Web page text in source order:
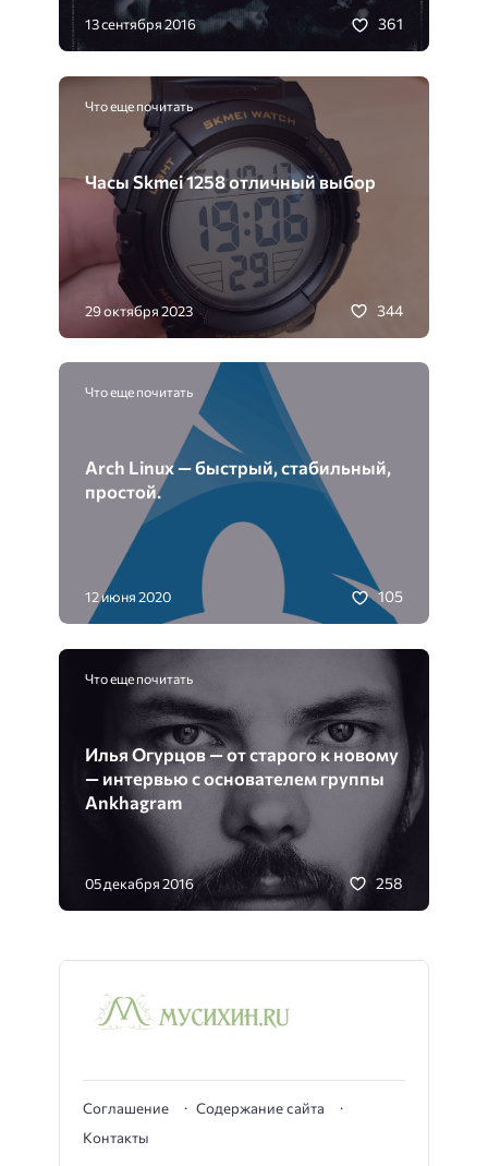
13 сентября 2016 361
Что еще почитать
Часы Skmei 1258 отличный выбор
29 октября 2023 344
Что еще почитать
Arch Linux — быстрый, стабильный,
простой.
12 июня 2020 105
Что еще почитать
Илья Огурцов — от старого к новому
— интервью с основателем группы
Ankhagram
05 декабря 2016 258
Соглашение
Содержание сайта
Контакты